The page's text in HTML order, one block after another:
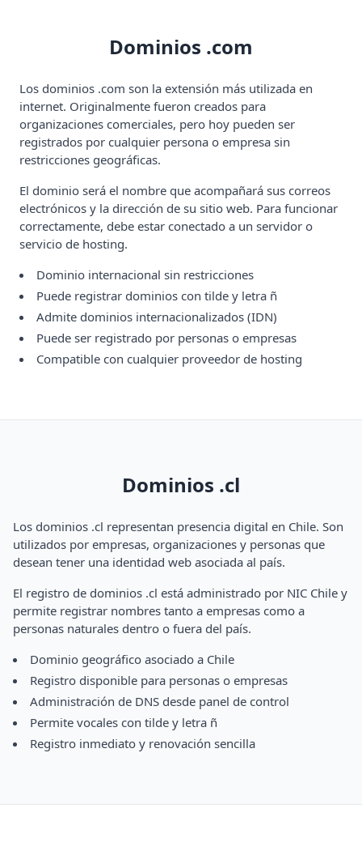
Dominios .com
Los dominios .com son la extensión más utilizada en
internet. Originalmente fueron creados para
organizaciones comerciales, pero hoy pueden ser
registrados por cualquier persona o empresa sin
restricciones geográficas.
El dominio será el nombre que acompañará sus correos
electrónicos y la dirección de su sitio web. Para funcionar
correctamente, debe estar conectado a un servidor o
servicio de hosting.
Dominio internacional sin restricciones
Puede registrar dominios con tilde y letra ñ
Admite dominios internacionalizados (IDN)
Puede ser registrado por personas o empresas
Compatible con cualquier proveedor de hosting
Dominios .cl
Los dominios .cl representan presencia digital en Chile. Son
utilizados por empresas, organizaciones y personas que
desean tener una identidad web asociada al país.
El registro de dominios .cl está administrado por NIC Chile y
permite registrar nombres tanto a empresas como a
personas naturales dentro o fuera del país.
Dominio geográfico asociado a Chile
Registro disponible para personas o empresas
Administración de DNS desde panel de control
Permite vocales con tilde y letra ñ
Registro inmediato y renovación sencilla